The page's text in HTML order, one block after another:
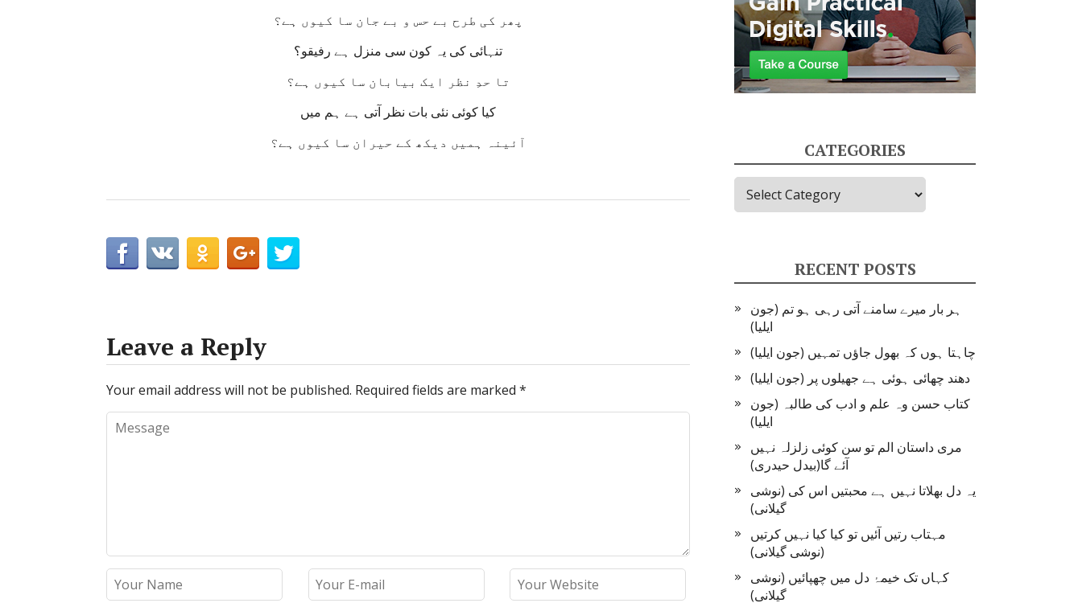
پھر کی طرح بے حس و بے جان سا کیوں ہے؟
تنہائی کی یہ کون سی منزل ہے رفیقو؟
تا حدِ نظر ایک بیابان سا کیوں ہے؟
کیا کوئی نئی بات نظر آتی ہے ہم میں
آئینہ ہمیں دیکھ کے حیران سا کیوں ہے؟
Leave a Reply
Your email address will not be published. Required fields are marked *
CATEGORIES
Categories
RECENT POSTS
ہر بار میرے سامنے آتی رہی ہو تم (جون
ایلیا)
چاہتا ہوں کہ بھول جاؤں تمہیں (جون ایلیا)
دھند چھائی ہوئی ہے جھیلوں پر (جون ایلیا)
کتاب حسن وہ علم و ادب کی طالبہ (جون
ایلیا)
مری داستان الم تو سن کوئی زلزلہ نہیں
آئے گا(بیدل حیدری)
یہ دل بھلاتا نہیں ہے محبتیں اس کی (نوشی
گیلانی)
مہتاب رتیں آئیں تو کیا کیا نہیں کرتیں
(نوشی گیلانی)
کہاں تک خیمۂ دل میں چھپائیں (نوشی
گیلانی)